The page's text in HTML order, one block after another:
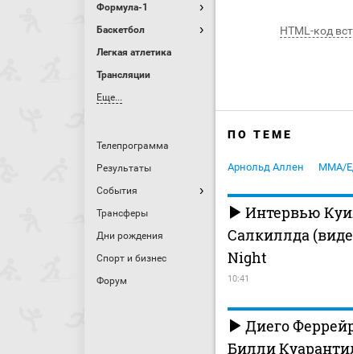
Формула-1
Баскетбол
Легкая атлетика
Трансляции
Еще...
Телепрограмма
Результаты
События
Трансферы
Дни рождения
Спорт и бизнес
Форум
HTML-код
ПО ТЕМЕ
Арнольд Аллен MMA/
Интервью
Салкиллда
Night
10:41
Диего
Билли